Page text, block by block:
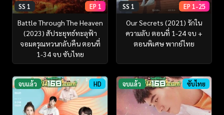
SS 1 EP 1
Battle Through The Heaven
(2023) สัประยุทธ์ทะลุฟ้า
จอมดรุณหวนกลับคืน ตอนที่
1-34 จบ ซับไทย
SS 1 EP 1-25
Our Secrets (2021) รักใน
ความลับ ตอนที่ 1-24 จบ +
ตอนพิเศษ พากย์ไทย
จบแล้ว HD จบแล้ว ซับไทย